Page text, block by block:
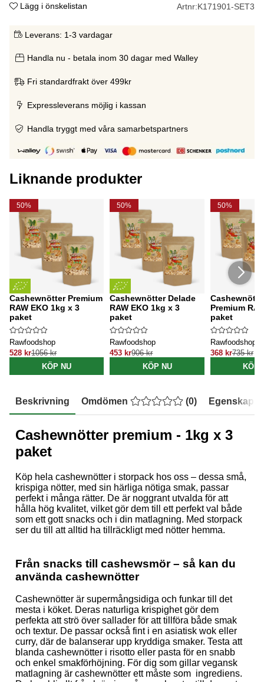
Lägg i önskelistan Artnr:K171901-SET3
Leverans: 1-3 vardagar
Handla nu - betala inom 30 dagar med Walley
Fri standardfrakt över 499kr
Expressleverans möjlig i kassan
Handla tryggt med våra samarbetspartners
Liknande produkter
50%
Cashewnötter Premium
RAW EKO 1kg x 3
paket
Rawfoodshop
528 kr1056 kr
KÖP NU
50%
Cashewnötter Delade
RAW EKO 1kg x 3
paket
Rawfoodshop
453 kr906 kr
KÖP NU
50%
Premium
paket
Rawfoodshop
368 kr735 kr
KÖP
Beskrivning Omdömen (0) Egenskaper
Cashewnötter premium - 1kg x 3
paket
Köp hela cashewnötter i storpack hos oss – dessa små,
krispiga nötter, med sin härliga nötiga smak, passar
perfekt i många rätter. De är noggrant utvalda för att
hålla hög kvalitet, vilket gör dem till ett perfekt val både
som ett gott snacks och i din matlagning. Med storpack
ser du till att alltid ha tillräckligt med nötter hemma.
Från snacks till cashewsmör – så kan du
använda cashewnötter
Cashewnötter är supermångsidiga och funkar till det
mesta i köket. Deras naturliga krispighet gör dem
perfekta att strö över sallader för att tillföra både smak
och textur. De passar också fint i en asiatisk wok eller
curry, där de balanserar upp kryddiga smaker. Testa att
blanda cashewnötter i risotto eller pasta för en snabb
och enkel smakförhöjning. För dig som gillar vegansk
matlagning är cashewnötter ett måste som ingrediens.